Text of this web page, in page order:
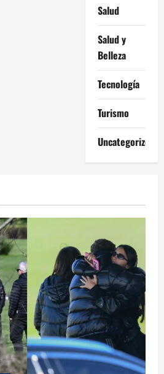
Salud
Salud y
Belleza
Tecnología
Turismo
Uncategorized